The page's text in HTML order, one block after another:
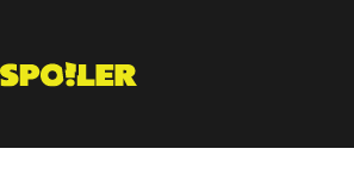
contenido